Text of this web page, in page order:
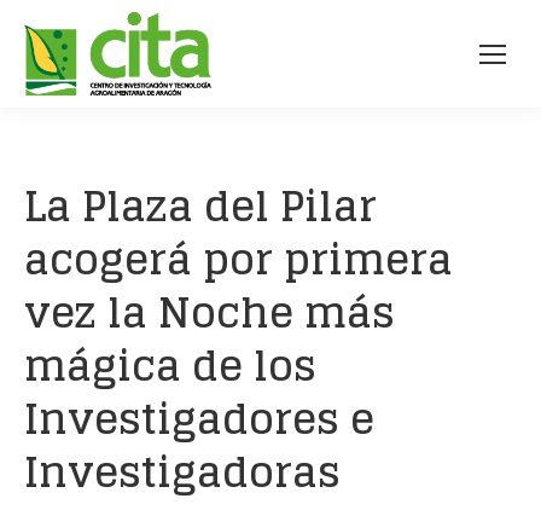
La Plaza del Pilar
acogerá por primera
vez la Noche más
mágica de los
Investigadores e
Investigadoras